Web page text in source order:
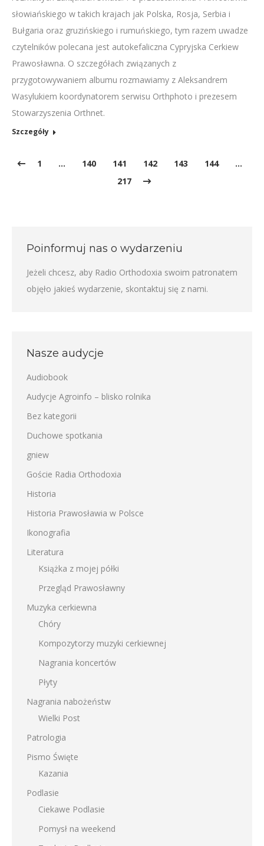
słowiańskiego w takich krajach jak Polska, Rosja, Serbia i
Bułgaria oraz gruzińskiego i rumuńskiego, tym razem uwadze
czytelników polecana jest autokefaliczna Cypryjska Cerkiew
Prawosławna. O szczegółach związanych z
przygotowywaniem albumu rozmawiamy z Aleksandrem
Wasylukiem koordynatorem serwisu Orthphoto i prezesem
Stowarzyszenia Orthnet.
Szczegóły
1 … 140 141 142 143 144
…
217
Poinformuj nas o wydarzeniu
Jeżeli chcesz, aby Radio Orthodoxia swoim patronatem
objęło jakieś wydarzenie, skontaktuj się z nami.
Nasze audycje
Audiobook
Audycje Agroinfo – blisko rolnika
Bez kategorii
Duchowe spotkania
gniew
Goście Radia Orthodoxia
Historia
Historia Prawosławia w Polsce
Ikonografia
Literatura
Książka z mojej półki
Przegląd Prawosławny
Muzyka cerkiewna
Chóry
Kompozytorzy muzyki cerkiewnej
Nagrania koncertów
Płyty
Nagrania nabożeństw
Wielki Post
Patrologia
Pismo Święte
Kazania
Podlasie
Ciekawe Podlasie
Pomysł na weekend